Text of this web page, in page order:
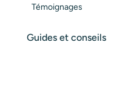
Témoignages
Guides et conseils